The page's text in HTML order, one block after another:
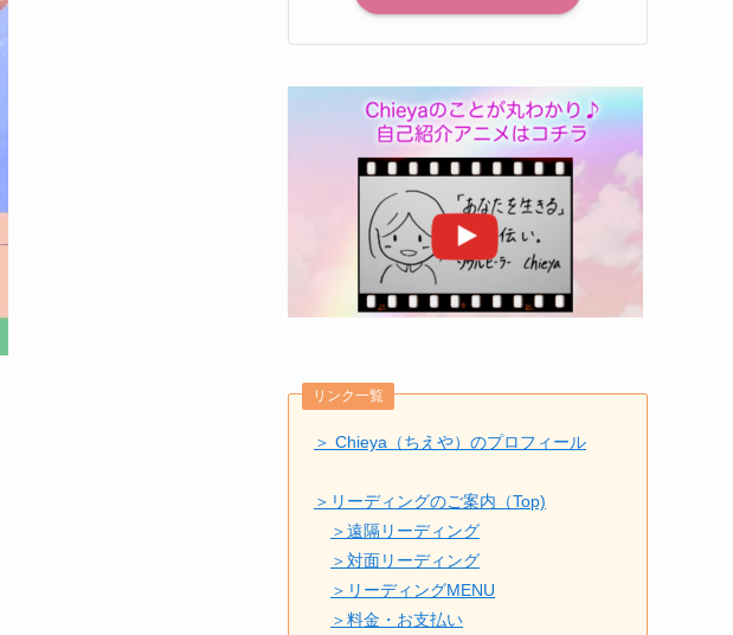
リンク一覧
＞ Chieya（ちえや）のプロフィール
＞リーディングのご案内（Top)
＞遠隔リーディング
＞対面リーディング
＞リーディングMENU
＞料金・お支払い